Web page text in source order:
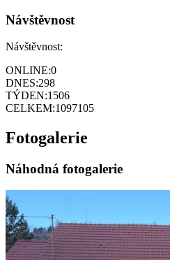
Návštěvnost
Návštěvnost:
ONLINE:0
DNES:298
TÝDEN:1506
CELKEM:1097105
Fotogalerie
Náhodná fotogalerie